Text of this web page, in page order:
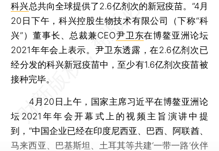
科兴总共向全球提供了2.6亿剂次的新冠疫苗。”4月
20日下午，科兴控股生物技术有限公司（下称“科
兴”）董事长、总裁兼CEO尹卫东在博鳌亚洲论坛
2021年年会上表示。尹卫东透露，在2.6亿剂次已
经分发的科兴新冠疫苗中，至少有1.6亿剂次疫苗被
接种完毕。
4月20日上午，国家主席习近平在博鳌亚洲论
坛2021年年会开幕式上的视频主旨演讲中提
到，“中国企业已经在印度尼西亚、巴西、阿联酋、
马来西亚、巴基斯坦、土耳其等共建‘一带一路’伙伴